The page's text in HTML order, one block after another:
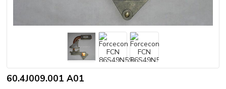
60.4J009.001 A01